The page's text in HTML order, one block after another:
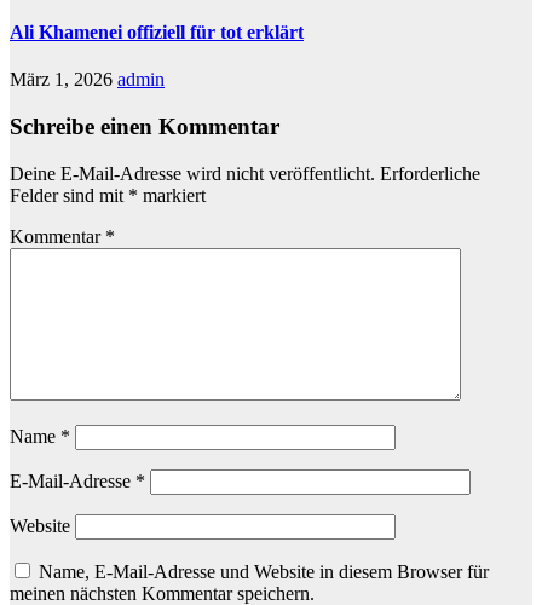
Ali Khamenei offiziell für tot erklärt
März 1, 2026 admin
Schreibe einen Kommentar
Deine E-Mail-Adresse wird nicht veröffentlicht. Erforderliche
Felder sind mit * markiert
Kommentar *
Name *
E-Mail-Adresse *
Website
Name, E-Mail-Adresse und Website in diesem Browser für
meinen nächsten Kommentar speichern.